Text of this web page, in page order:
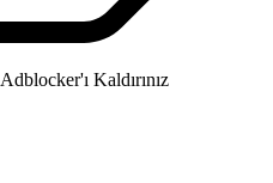
Kaldırınız